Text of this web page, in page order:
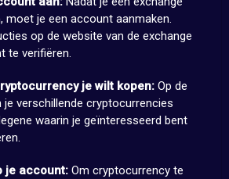
moet je een account aanmaken.
op de website van de exchange
te verifiëren.
je wilt kopen: Op de
je verschillende cryptocurrencies
waarin je geïnteresseerd bent
je account: Om cryptocurrency te